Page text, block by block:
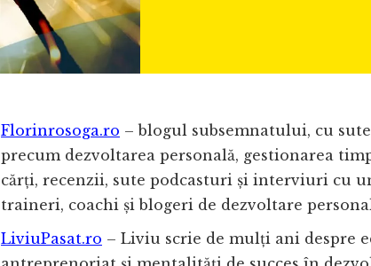
Florinrosoga.ro – blogul subsemnatului, cu
precum dezvoltarea personală, gestionarea
cărți, recenzii, sute podcasturi și interviuri cu
traineri, coachi și blogeri de dezvoltare
LiviuPasat.ro – Liviu scrie de mulți ani despre